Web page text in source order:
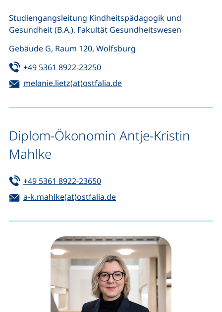
Studiengangsleitung Kindheitspädagogik und
Gesundheit (B.A.), Fakultät Gesundheitswesen
Gebäude G, Raum 120, Wolfsburg
Tel:
+49 5361 8922-23250(startet einen Telefonanruf,
E-Mail:
melanie.lietz(at)ostfalia.de(öffnet Ihr E-Mail-
Diplom-Ökonomin Antje-Kristin
Mahlke
Tel:
+49 5361 8922-23650(startet einen Telefonanruf,
E-Mail:
a-k.mahlke(at)ostfalia.de(öffnet Ihr E-Mail-